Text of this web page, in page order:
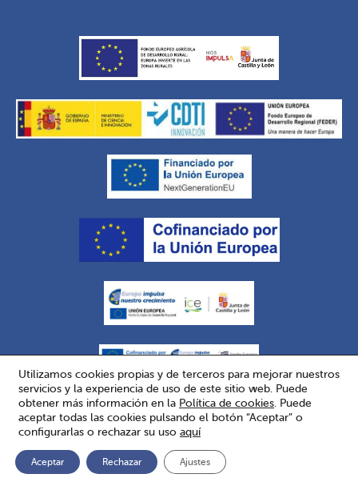
Copyright © 2026 Eurofrits. Todos los derechos reservados.
Términos de uso .Política de Cookies.Configuración de las Cookies
Contacto.
Utilizamos cookies propias y de terceros para mejorar nuestros
servicios y la experiencia de uso de este sitio web. Puede
obtener más información en la Política de cookies . Puede
aceptar todas las cookies pulsando el botón “Aceptar” o
configurarlas o rechazar su uso aquí
Aceptar Rechazar Ajustes